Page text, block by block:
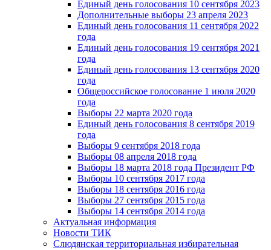
Единый день голосования 10 сентября 2023
Дополнительные выборы 23 апреля 2023
Единый день голосования 11 сентября 2022
года
Единый день голосования 19 сентября 2021
года
Единый день голосования 13 сентября 2020
года
Общероссийское голосование 1 июля 2020
года
Выборы 22 марта 2020 года
Единый день голосования 8 сентября 2019
года
Выборы 9 сентября 2018 года
Выборы 08 апреля 2018 года
Выборы 18 марта 2018 года Президент РФ
Выборы 10 сентября 2017 года
Выборы 18 сентября 2016 года
Выборы 27 сентября 2015 года
Выборы 14 сентября 2014 года
Актуальная информация
Новости ТИК
Слюдянская территориальная избирательная